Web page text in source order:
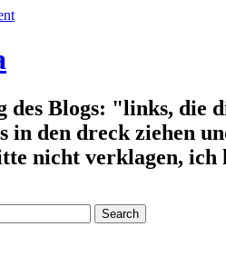
des Blogs: "links, die
in den dreck ziehen
nicht verklagen, ich